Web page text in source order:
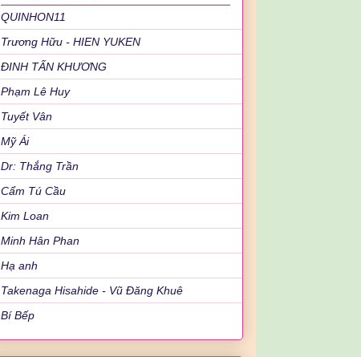
QUINHON11
Trương Hữu - HIEN YUKEN
ĐINH TẤN KHƯƠNG
Phạm Lê Huy
Tuyết Vân
Mỹ Ái
Dr: Thắng Trần
Cẩm Tú Cầu
Kim Loan
Minh Hân Phan
Hạ anh
Takenaga Hisahide - Vũ Đăng Khuê
Bí Bếp